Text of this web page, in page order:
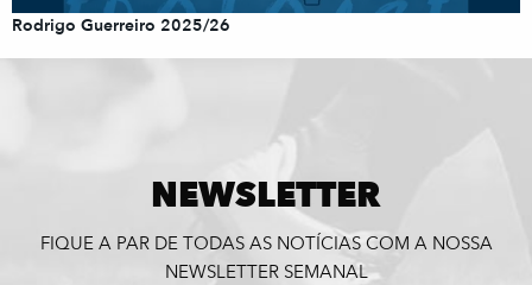
Rodrigo Guerreiro 2025/26
NEWSLETTER
FIQUE A PAR DE TODAS AS NOTÍCIAS COM A NOSSA
NEWSLETTER SEMANAL